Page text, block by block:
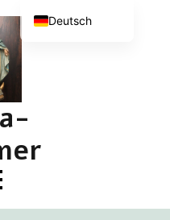
Deutsch